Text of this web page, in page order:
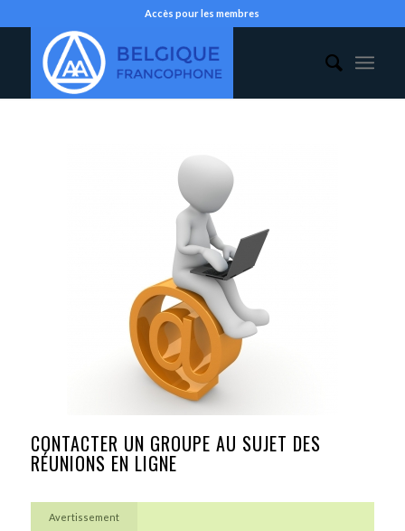
Accès pour les membres
CONTACTER UN GROUPE AU SUJET DES
RÉUNIONS EN LIGNE
Avertissement